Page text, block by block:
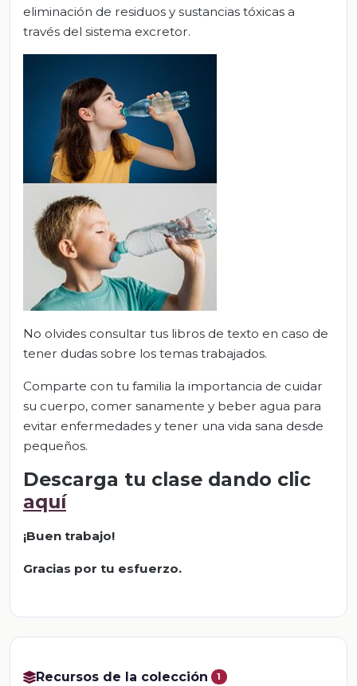
eliminación de residuos y sustancias tóxicas a
través del sistema excretor.
No olvides consultar tus libros de texto en caso de
tener dudas sobre los temas trabajados.
Comparte con tu familia la importancia de cuidar
su cuerpo, comer sanamente y beber agua para
evitar enfermedades y tener una vida sana desde
pequeños.
Descarga tu clase dando clic
aquí
¡Buen trabajo!
Gracias por tu esfuerzo.
Recursos de la colección 1